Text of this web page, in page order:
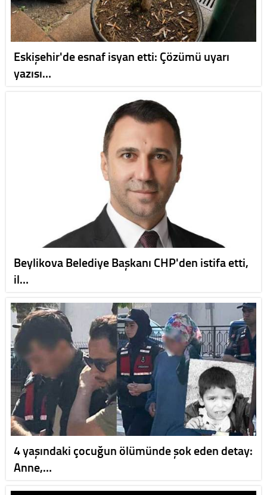
Eskişehir'de esnaf isyan etti: Çözümü uyarı
yazısı…
Beylikova Belediye Başkanı CHP'den istifa etti,
il…
4 yaşındaki çocuğun ölümünde şok eden detay:
Anne,…